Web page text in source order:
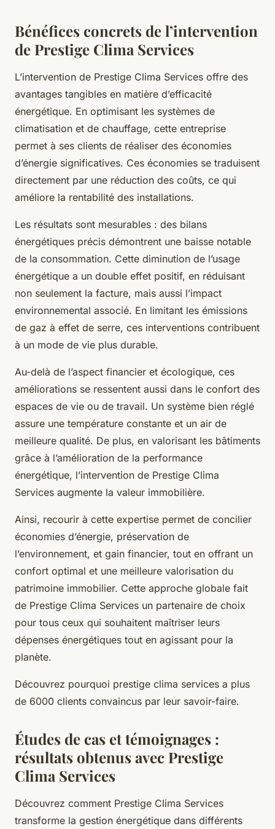
Bénéfices concrets de l’intervention
de Prestige Clima Services
L’intervention de Prestige Clima Services offre des
avantages tangibles en matière d’efficacité
énergétique. En optimisant les systèmes de
climatisation et de chauffage, cette entreprise
permet à ses clients de réaliser des économies
d’énergie significatives. Ces économies se traduisent
directement par une réduction des coûts, ce qui
améliore la rentabilité des installations.
Les résultats sont mesurables : des bilans
énergétiques précis démontrent une baisse notable
de la consommation. Cette diminution de l’usage
énergétique a un double effet positif, en réduisant
non seulement la facture, mais aussi l’impact
environnemental associé. En limitant les émissions
de gaz à effet de serre, ces interventions contribuent
à un mode de vie plus durable.
Au-delà de l’aspect financier et écologique, ces
améliorations se ressentent aussi dans le confort des
espaces de vie ou de travail. Un système bien réglé
assure une température constante et un air de
meilleure qualité. De plus, en valorisant les bâtiments
grâce à l’amélioration de la performance
énergétique, l’intervention de Prestige Clima
Services augmente la valeur immobilière.
Ainsi, recourir à cette expertise permet de concilier
économies d’énergie, préservation de
l’environnement, et gain financier, tout en offrant un
confort optimal et une meilleure valorisation du
patrimoine immobilier. Cette approche globale fait
de Prestige Clima Services un partenaire de choix
pour tous ceux qui souhaitent maîtriser leurs
dépenses énergétiques tout en agissant pour la
planète.
Découvrez pourquoi prestige clima services a plus
de 6000 clients convaincus par leur savoir-faire.
Études de cas et témoignages :
résultats obtenus avec Prestige
Clima Services
Découvrez comment Prestige Clima Services
transforme la gestion énergétique dans différents